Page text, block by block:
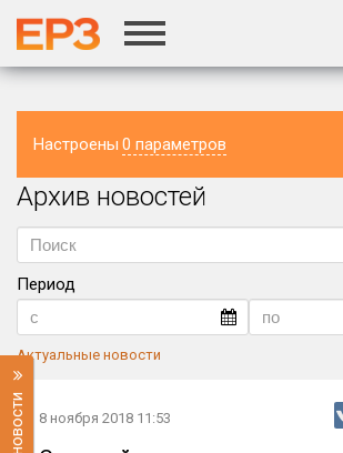
Настроены 0 параметров
Регион
Архив новостей
Период
Актуальные новости
8 ноября 2018 11:53